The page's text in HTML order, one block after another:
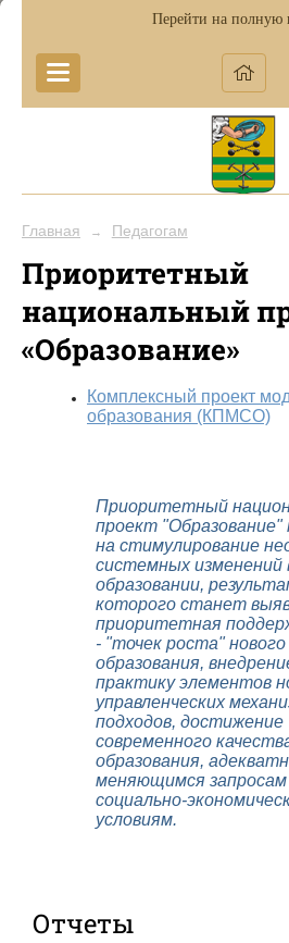
Перейти на полную
Главная → Педагогам
Приоритетный
национальный
«Образование»
Комплексный проект
образования (КПМСО)
Приоритетный
проект "Образование"
на стимулирование
системных изменений
образовании,
которого станет
приоритетная
- "точек роста" нового
образования,
практику элементов
управленческих
подходов, достижение
современного
образования,
меняющимся
социально-
условиям.
Отчеты